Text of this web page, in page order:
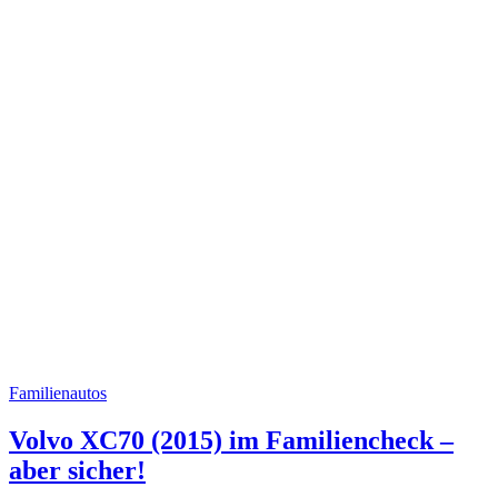
Familienautos
Volvo XC70 (2015) im Familiencheck –
aber sicher!